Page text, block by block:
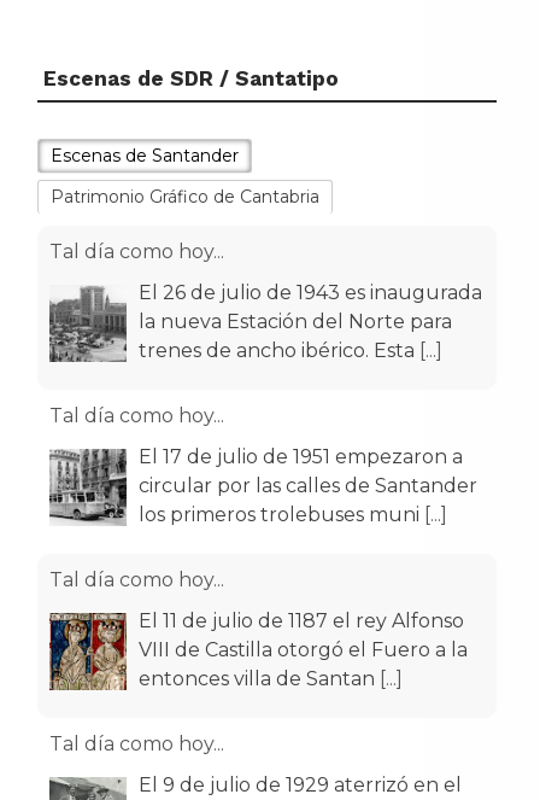
Escenas de SDR / Santatipo
Escenas de Santander
Patrimonio Gráfico de Cantabria
Tal día como hoy...
El 26 de julio de 1943 es inaugurada
la nueva Estación del Norte para
trenes de ancho ibérico. Esta [...]
Tal día como hoy...
El 17 de julio de 1951 empezaron a
circular por las calles de Santander
los primeros trolebuses muni [...]
Tal día como hoy...
El 11 de julio de 1187 el rey Alfonso
VIII de Castilla otorgó el Fuero a la
entonces villa de Santan [...]
Tal día como hoy...
El 9 de julio de 1929 aterrizó en el